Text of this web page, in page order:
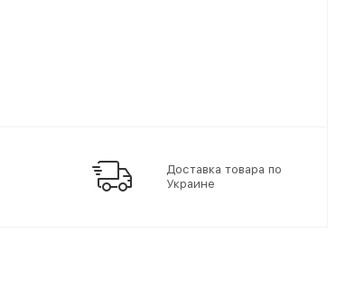
Доставка товара по
Украине